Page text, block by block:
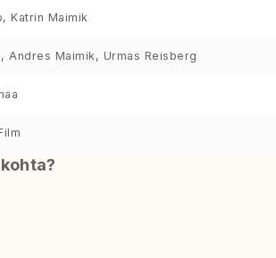
Katrin Maimik
Andres Maimik, Urmas Reisberg